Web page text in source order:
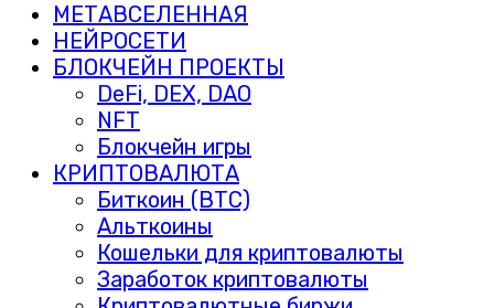
МЕТАВСЕЛЕННАЯ
НЕЙРОСЕТИ
БЛОКЧЕЙН ПРОЕКТЫ
DeFi, DEX, DAO
NFT
Блокчейн игры
КРИПТОВАЛЮТА
Биткоин (BTC)
Альткоины
Кошельки для криптовалюты
Заработок криптовалюты